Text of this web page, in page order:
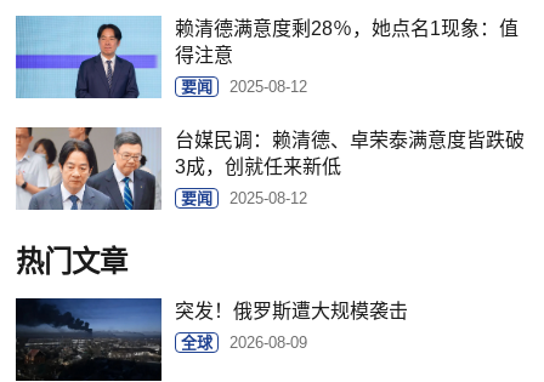
赖清德满意度剩28％，她点名1现象：值
得注意
要闻 2025-08-12
台媒民调：赖清德、卓荣泰满意度皆跌破
3成，创就任来新低
要闻 2025-08-12
热门文章
突发！俄罗斯遭大规模袭击
全球 2026-08-09